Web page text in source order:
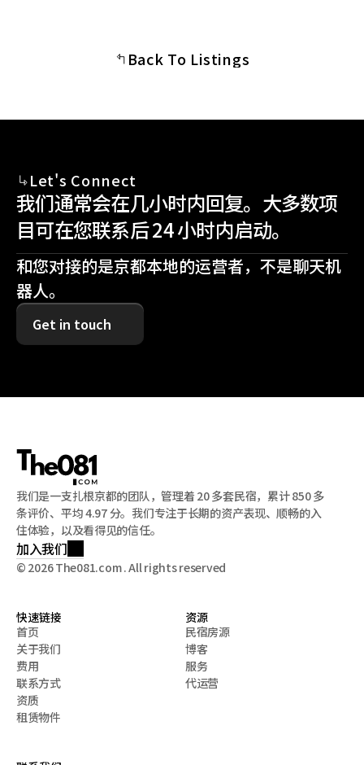
Back To Listings
Let's Connect
我们通常会在几小时内回复。大多数项
目可在您联系后 24 小时内启动。
和您对接的是京都本地的运营者，不是聊天机
器人。
Get in touch
我们是一支扎根京都的团队，管理着 20 多套民宿，累计 850 多
条评价、平均 4.97 分。我们专注于长期的资产表现、顺畅的入
住体验，以及看得见的信任。
加入我们
© 2026 The081.com . All rights reserved
快速链接
首页
首页
关于我们
关于我们
费用
费用
联系方式
联系方式
资质
资质
租赁物件
资源
民宿房源
民宿房源
博客
博客
服务
服务
代运营